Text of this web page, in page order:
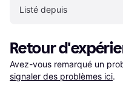
Listé depuis
Retour
Avez-vous remarqué un
signaler des problèmes ici.